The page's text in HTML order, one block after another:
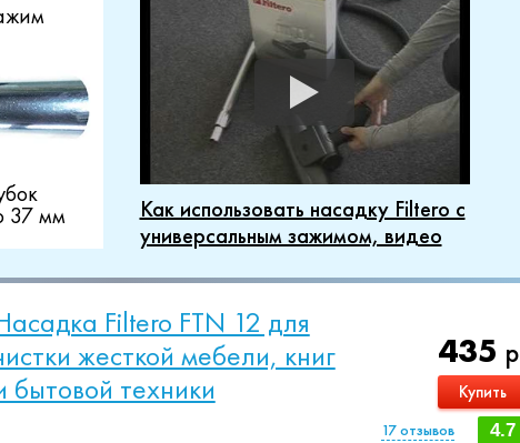
37 мм
Как использовать насадку Filtero с
универсальным зажимом, видео
Filtero FTN 12 для
жесткой мебели, книг
бытовой техники
435
Купить
4.7
17отзывов